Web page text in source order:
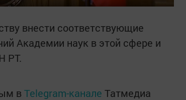
внести соответствующие
Академии наук в этой сфере и
РТ.
в Telegram-канале Татмедиа